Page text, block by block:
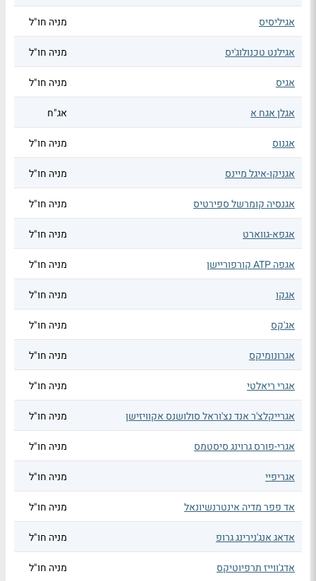
אגיליסיס מניה חו"ל
אגילנט טכנולוג'יס מניה חו"ל
אגיס מניה חו"ל
אגלן אגח א אג"ח
אגנוס מניה חו"ל
אגניקו-איגל מיינס מניה חו"ל
אגנסיה קומרשל ספירטיס מניה חו"ל
אגפא-גווארט מניה חו"ל
אגפה ATP קורפוריישן מניה חו"ל
אגקו מניה חו"ל
אג'קס מניה חו"ל
אגרונומיקס מניה חו"ל
אגרי ריאלטי מניה חו"ל
אגרייקלצ'ר אנד נצ'וראל סולושנס אקוויזישן מניה חו"ל
אגרי-פורס גרוינג סיסטמס מניה חו"ל
אגריפיי מניה חו"ל
אד פפר מדיה אינטרנשיונאל מניה חו"ל
אדאג אנג'נירינג גרופ מניה חו"ל
אדג'ווייז תרפיוטיקס מניה חו"ל